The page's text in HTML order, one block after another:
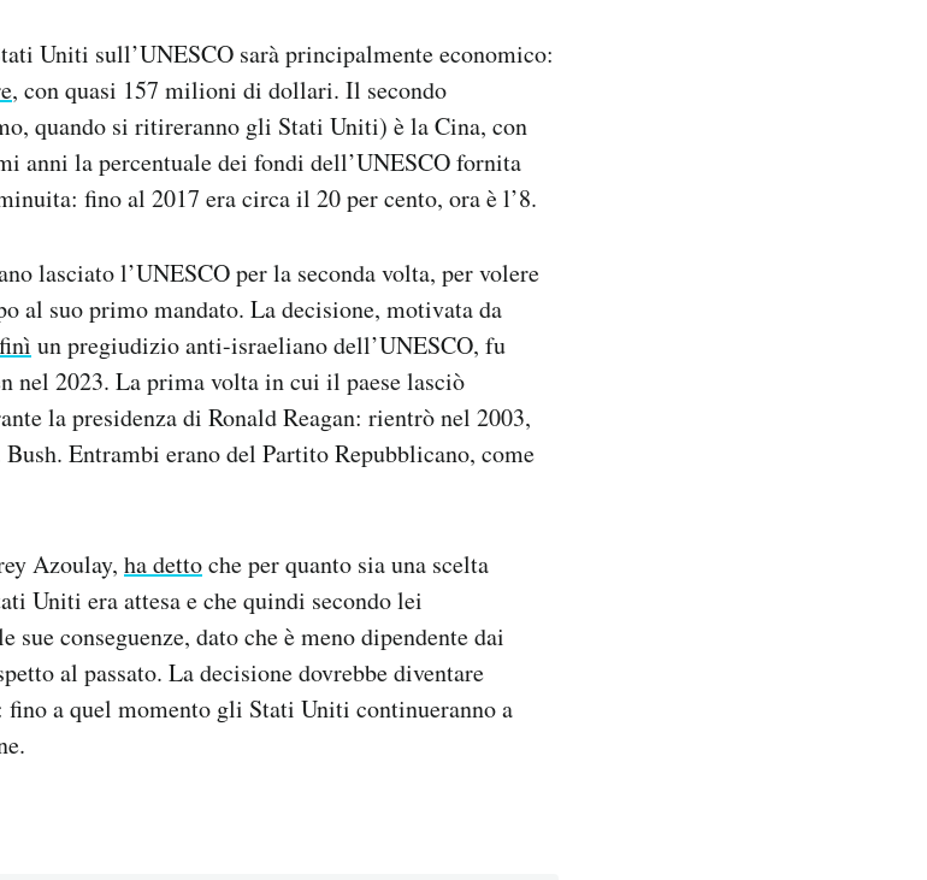
Uniti sull’UNESCO sarà principalmente economico:
, con quasi 157 milioni di dollari. Il secondo
quando si ritireranno gli Stati Uniti) è la Cina, con
la percentuale dei fondi dell’UNESCO fornita
fino al 2017 era circa il 20 per cento, ora è l’8.
lasciato l’UNESCO per la seconda volta, per volere
al suo primo mandato. La decisione, motivata da
un pregiudizio anti-israeliano dell’UNESCO, fu
nel 2023. La prima volta in cui il paese lasciò
la presidenza di Ronald Reagan: rientrò nel 2003,
Entrambi erano del Partito Repubblicano, come
Azoulay, ha dettoche per quanto sia una scelta
Uniti era attesa e che quindi secondo lei
sue conseguenze, dato che è meno dipendente dai
al passato. La decisione dovrebbe diventare
a quel momento gli Stati Uniti continueranno a